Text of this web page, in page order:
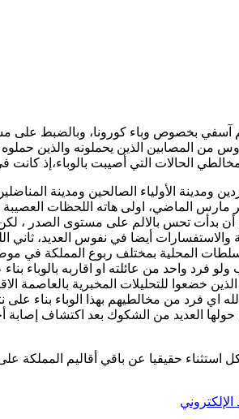
آسفي بخصوص وباء كورونا، وبالضبط على
من المصابين الذين يحملونه والذين
الحالات التي أصيبت بالوباء،إذ
ومدينة الأولياء الصالحين ومدينة
مارس الماضي، اولى هاته اللحظات
تحس بالالم على مستوى الصدر ، لكن
والاستفسارات أيضا في نفوس العديد،
المحلية بمختلف ربوع المملكة في
واحد من عائلته او اقاربه بالوباء بناء
خضعوا للتحليلات المخبرية بالعاصمة
اي فرد من مخالطيهم بهذا الوباء بناء على
حولها العديد من الشكوك بعد اكتشاف
حقيقيا عن باقي أقاليم المملكة
الإلكتروني